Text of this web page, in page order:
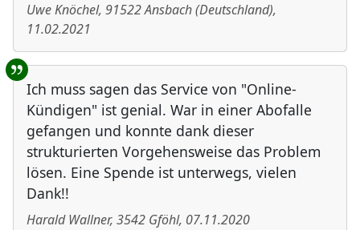
Uwe Knöchel, 91522Ansbach(Deutschland),
11.02.2021
Ich muss sagen das Service von "Online-
Kündigen" ist genial. War in einer Abofalle
gefangen und konnte dank dieser
strukturierten Vorgehensweise das Problem
lösen. Eine Spende ist unterwegs, vielen
Dank!!
Harald Wallner, 3542 Gföhl, 07.11.2020